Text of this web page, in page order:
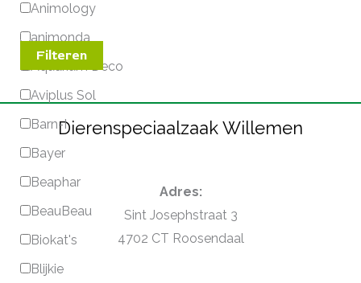
Animology
animonda
Aquarium Deco
Aviplus Sol
Barn-I
Bayer
Beaphar
BeauBeau
Biokat's
Blijkie
Filteren
Dierenspeciaalzaak Willemen
Adres:
Sint Josephstraat 3
4702 CT Roosendaal